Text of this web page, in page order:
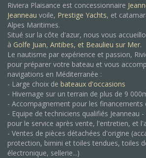
Riviera Plaisance est concessionnaire
Jeanneau voile, Prestige Yachts, et
Alpes Maritimes.
Situé sur la côte d'azur, nous vous
à Golfe Juan, Antibes, et Beaulieu sur Mer.
Le nautisme par expérience et passion,
pour préparer votre bateau et vous
navigations en Méditerranée :
- Large choix de bateaux d'occasions
- Hivernage sur un terrain de plus de 9
- Accompagnement pour les financements
- Equipe de techniciens qualifiés Jeanneau
pour le service après vente, l'entretien, et
- Ventes de pièces détachées d'origine
protection, bimini et toiles tendues, toiles
électronique, sellerie...)